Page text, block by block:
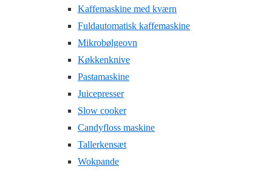
Kaffemaskine med kværn
Fuldautomatisk kaffemaskine
Mikrobølgeovn
Køkkenknive
Pastamaskine
Juicepresser
Slow cooker
Candyfloss maskine
Tallerkensæt
Wokpande